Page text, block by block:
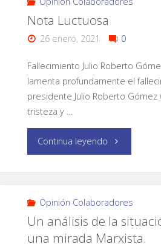
Nota Luctuosa
26 enero, 2021 0
Fallecimiento Julio Roberto
lamenta profundamente el
presidente Julio Roberto Gómez
tristeza y …
Continua leyendo
Opinión Colaboradores
Un análisis de la
una mirada Marxista.